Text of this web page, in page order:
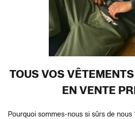
TOUS VOS
EN VENTE
Pourquoi sommes-nous si sûrs de